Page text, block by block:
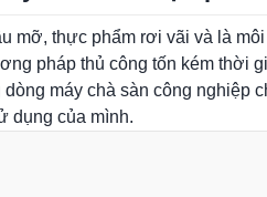
mỡ, thực phẩm rơi vãi và là
pháp thủ công tốn kém thời
máy chà sàn công nghiệp
dụng của mình.